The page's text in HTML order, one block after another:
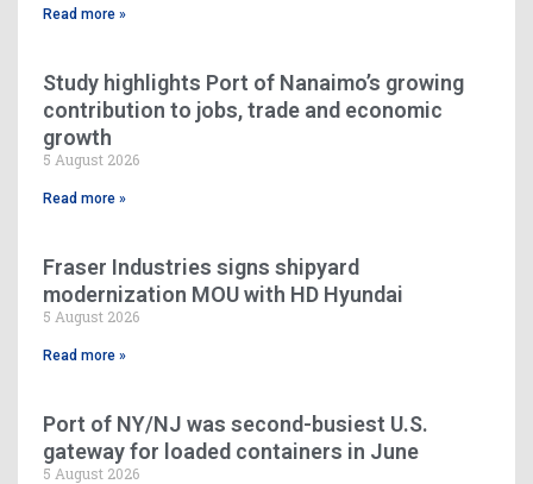
Read more »
Study highlights Port of Nanaimo’s growing
contribution to jobs, trade and economic
growth
5 August 2026
Read more »
Fraser Industries signs shipyard
modernization MOU with HD Hyundai
5 August 2026
Read more »
Port of NY/NJ was second-busiest U.S.
gateway for loaded containers in June
5 August 2026